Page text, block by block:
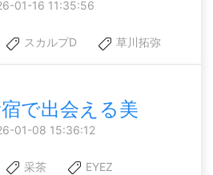
01-16 11:35:56
スカルプD 草川拓弥
で出会える美
01-08 15:36:12
采茶 EYEZ